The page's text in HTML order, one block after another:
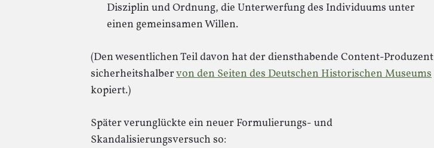
Disziplin und Ordnung, die Unterwerfung des Individuums unter
einen gemeinsamen Willen.
(Den wesentlichen Teil davon hat der diensthabende Content-Produzent
sicherheitshalbervon den Seiten des Deutschen Historischen Museums
kopiert.)
Später verunglückte ein neuer Formulierungs- und
Skandalisierungsversuch so: